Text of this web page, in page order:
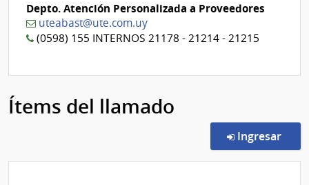
Depto. Atención Personalizada a Proveedores
uteabast@ute.com.uy
(0598) 155 INTERNOS 21178 - 21214 - 21215
Ítems del llamado
Ingresar